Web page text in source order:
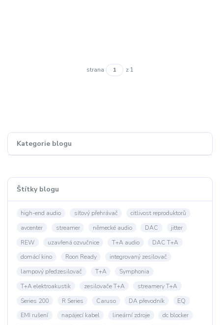
Kategorie blogu
Štítky blogu
high-end audio síťový přehrávač
citlivost reproduktorů
avcenter
streamer německé audio DAC
jitter
REW
uzavřená ozvučnice T+A audio
DAC T+A
domácí kino
Roon Ready
integrovaný zesilovač
lampový předzesilovač
T+A
Symphonia
T+A elektroakustik
zesilovače T+A
streamery T+A
Series 200
R Series Caruso DA převodník
EQ
EMI rušení
napájecí kabel lineární zdroje
dc blocker
strana z 1